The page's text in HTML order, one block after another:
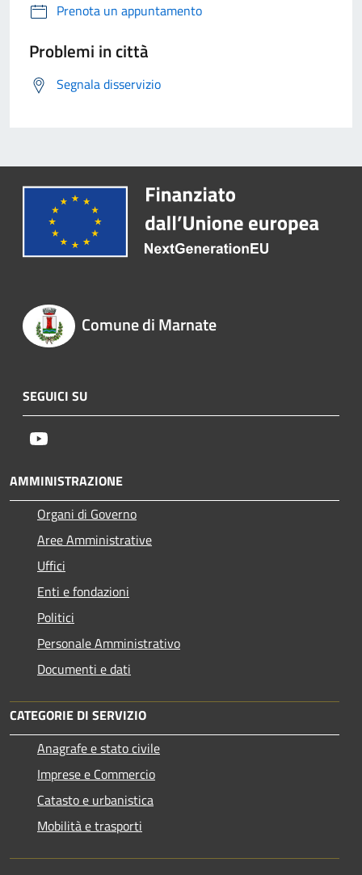
Prenota un appuntamento
Problemi in città
Segnala disservizio
Comune di Marnate
SEGUICI SU
AMMINISTRAZIONE
Organi di Governo
Aree Amministrative
Uffici
Enti e fondazioni
Politici
Personale Amministrativo
Documenti e dati
CATEGORIE DI SERVIZIO
Anagrafe e stato civile
Imprese e Commercio
Catasto e urbanistica
Mobilità e trasporti